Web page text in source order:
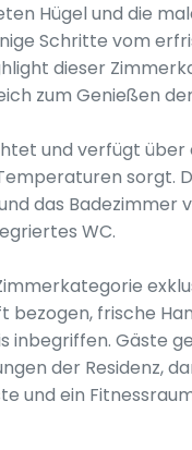
Hügel und die
Schritte vom
dieser
zum Genießen
und verfügt über
sorgt.
das Badezimmer
WC.
bezogen, frische
inbegriffen. Gäste
der Residenz,
und ein